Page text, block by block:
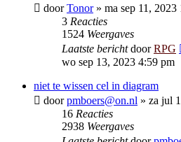
doorTonor» ma sep 11, 2023
3 Reacties
1524 Weergaves
Laatste berichtdoorRPG
wo sep 13, 2023 4:59 pm
niet te wissen cel in diagram
doorpmboers@on.nl » za jul
16 Reacties
2938 Weergaves